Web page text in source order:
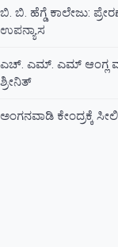
ಬಿ. ಬಿ. ಹೆಗ್ಡೆ ಕಾಲೇಜು:
ಉಪನ್ಯಾಸ
ಎಚ್. ಎಮ್. ಎಮ್ ಆಂಗ್ಲ
ಶ್ರೀನಿತ್
ಅಂಗನವಾಡಿ ಕೇಂದ್ರಕ್ಕೆ